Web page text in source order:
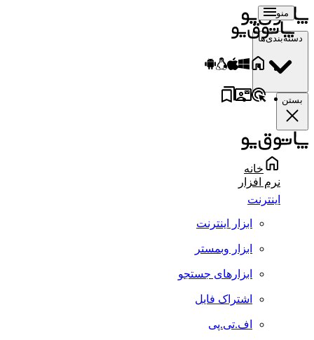
منو
دسته‌بندی‌ها
بستن
خانه
نرم افزار
اینترنت
ابزار اینترنت
ابزار وبمستر
ابزارهای جستجو
اشتراک فایل
اف.تی.پی